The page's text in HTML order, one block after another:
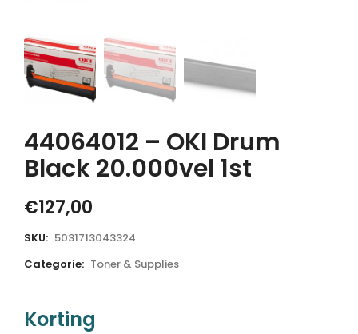
44064012 – OKI Drum
Black 20.000vel 1st
€127,00
SKU: 5031713043324
Categorie: Toner & Supplies
Korting